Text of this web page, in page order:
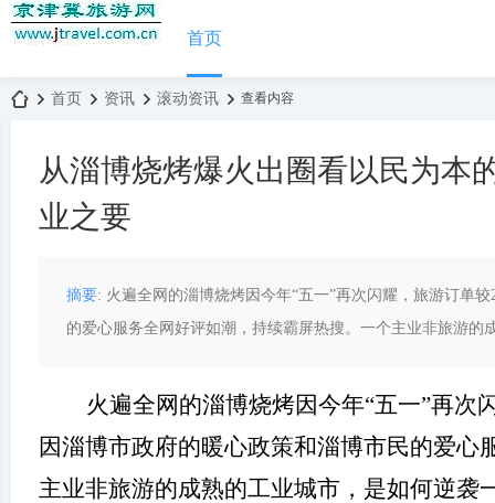
首页
首页 资讯 滚动资讯 查看内容
从淄博烧烤爆火出圈看以民为本
业之要
摘要: 火遍全网的淄博烧烤因今年“五一”再次闪耀，旅游订单
的爱心服务全网好评如潮，持续霸屏热搜。一个主业非旅游
火遍全网的淄博烧烤因今年“五一”再次
因淄博市政府的暖心政策和淄博市民的爱
主业非旅游的成熟的工业城市，是如何逆袭